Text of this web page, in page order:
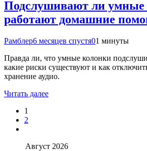
Подслушивают ли умные
работают домашние
Рамблер6 месяцев спустя01 минуты
Правда ли, что умные колонки
какие риски существуют и как
хранение аудио.
Читать далее
1
2
Август 2026